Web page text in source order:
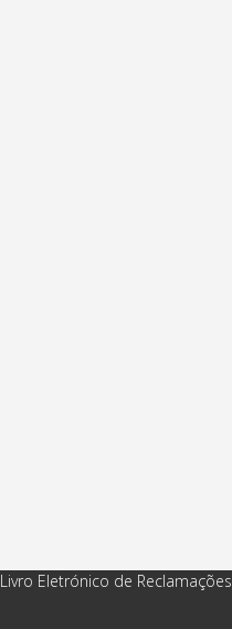
Livro Eletrónico de Reclamações